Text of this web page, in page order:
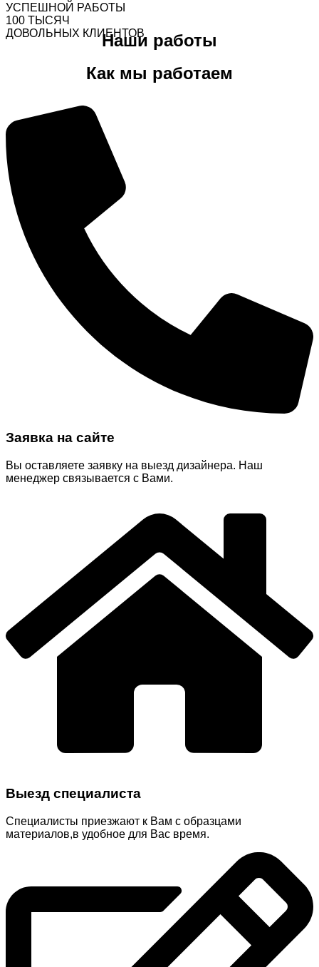
УСПЕШНОЙ РАБОТЫ
100 ТЫСЯЧ
ДОВОЛЬНЫХ КЛИЕНТОВНаши работы
Как мы работаем
Заявка на сайте
Вы оставляете заявку на выезд дизайнера. Наш
менеджер связывается с Вами.
Выезд специалиста
Специалисты приезжают к Вам с образцами
материалов,в удобное для Вас время.